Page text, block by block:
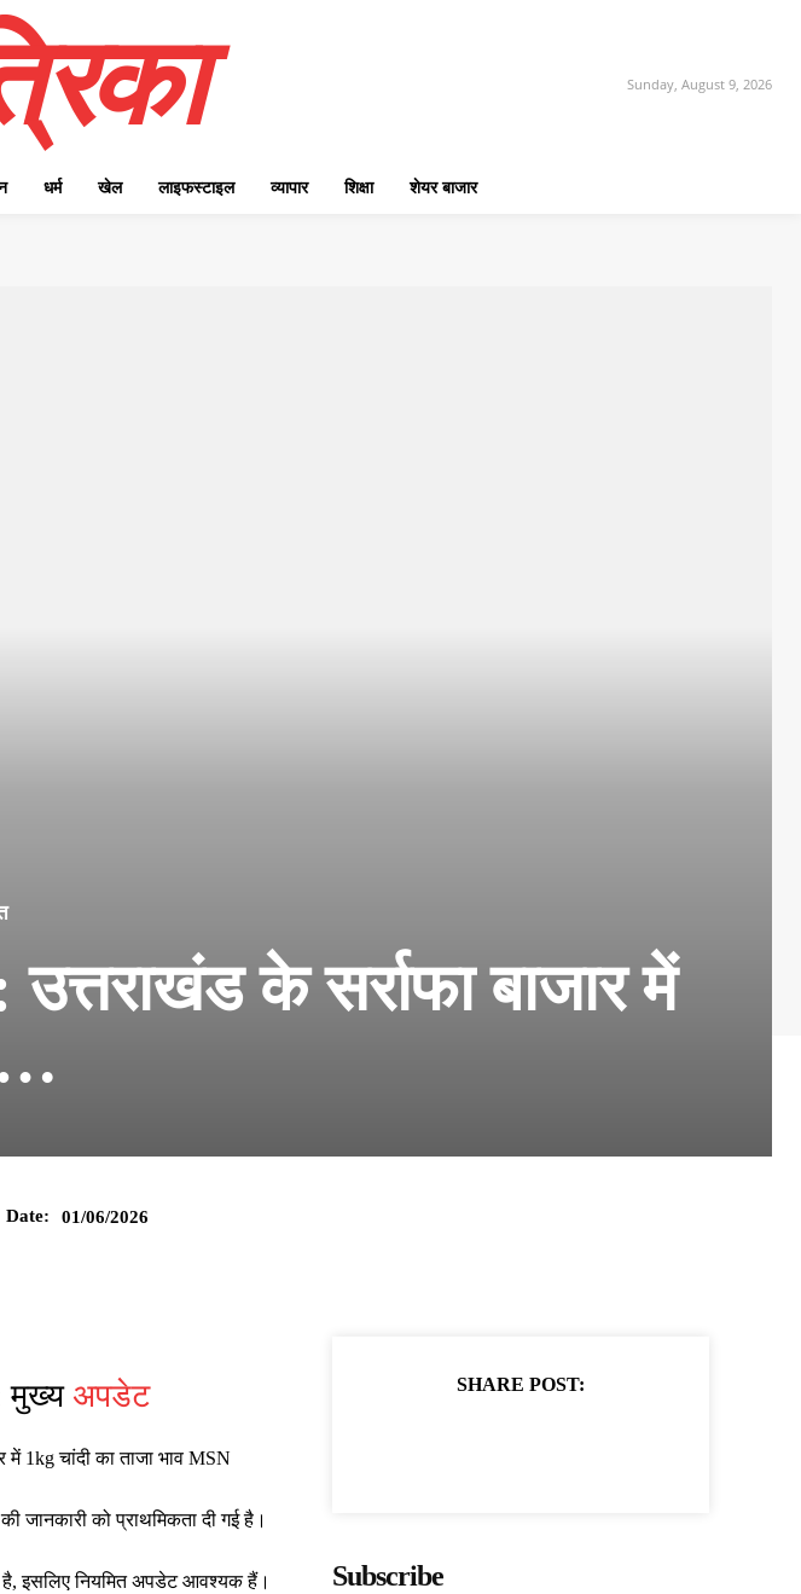
Sunday, August 9, 2026
धर्म खेल लाइफस्टाइल व्यापार शिक्षा शेयर बाजार
के सर्राफा बाजार में
Date: 01/06/2026
मुख्य अपडेट
1kg चांदी का ताजा भाव MSN
जानकारी को प्राथमिकता दी गई है।
है, इसलिए नियमित अपडेट आवश्यक हैं।
SHARE POST:
Subscribe